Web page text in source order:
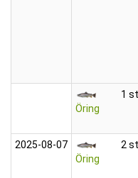
Öring
1 st
2025‑08‑07
Öring
2 st